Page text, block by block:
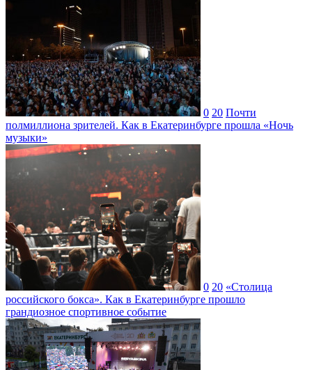
0 20 Почти
полмиллиона зрителей. Как в Екатеринбурге прошла «Ночь
музыки»
0 20 «Столица
российского бокса». Как в Екатеринбурге прошло
грандиозное спортивное событие